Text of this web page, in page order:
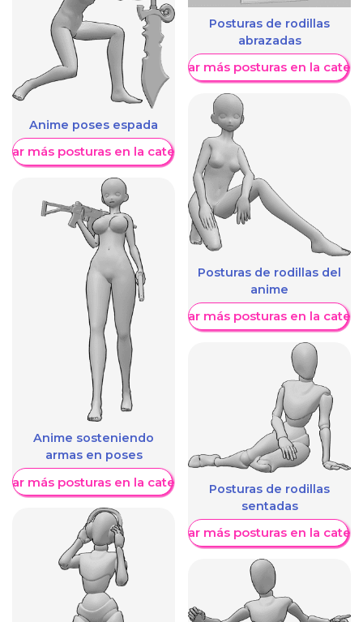
Anime poses espada
más posturas en la categoría
Anime sosteniendo
armas en poses
más posturas en la categoría
Posturas de rodillas
abrazadas
Mostrar más posturas en la
Posturas de rodillas del
anime
Mostrar más posturas en la
Posturas de rodillas
sentadas
Mostrar más posturas en la